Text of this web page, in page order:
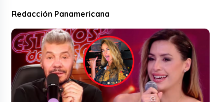
Redacción Panamericana